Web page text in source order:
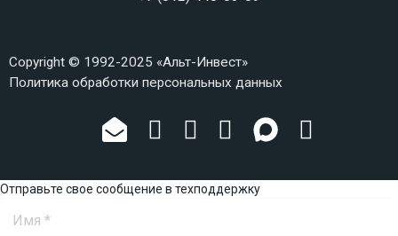
Copyright © 1992-2025 «Альт-Инвест»
Политика обработки персональных данных
Отправьте свое сообщение в техподдержку